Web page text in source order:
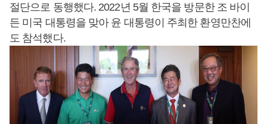
절단으로 동행했다. 2022년 5월 한국을 방문한 조 바이
든 미국 대통령을 맞아 윤 대통령이 주최한 환영만찬에
도 참석했다.